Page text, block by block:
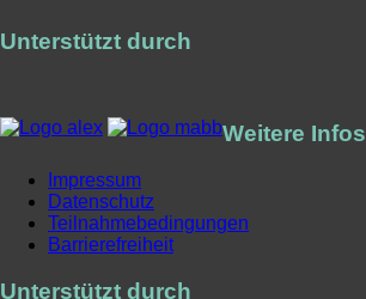
Unterstützt durch
Weitere Infos
Impressum
Datenschutz
Teilnahmebedingungen
Barrierefreiheit
Unterstützt durch